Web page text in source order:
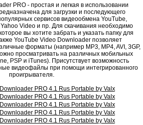
PRO - простая и легкая в использовании
для загрузки и последующего
сервисов видеообмена YouTube,
Video и пр. Для скачивания необходимо
вы хотите забрать и указать папку для
YouTube Video Downloader позволяет
форматы (например MP3, MP4, AVI, 3GP,
просматривать на различных мобильных
PSP и iTunes). Присутствует возможность
видеофайлы при помощи интегрированного
проигрывателя.